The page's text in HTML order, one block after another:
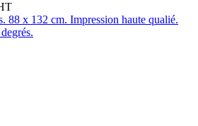
88 x 132 cm. Impression haute qualié.